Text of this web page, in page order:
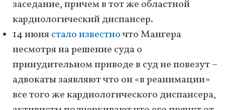
заседание, причем в тот же областной
кардиологический диспансер.
14 июнястало известночто Мангера
несмотря на решение суда о
принудительном приводе в суд не повезут –
адвокаты заявляют что он «в реанимации»
все того же кардиологического диспансера,